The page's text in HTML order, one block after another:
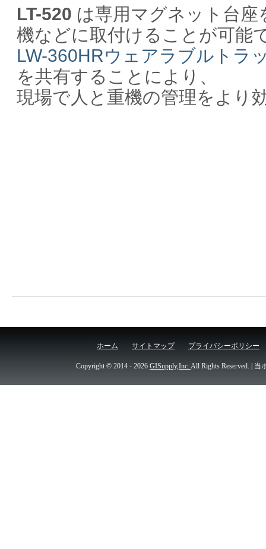
LT-520 は専用マグネット台
機などに取付けることが可能
LW-360HRウェアラブルトラ
を共有することにより、
現場で人と重機の管理をより
ホーム サイトマップ プライバシーポリシー
Copyright © 2014 - 2026 GISupply,Inc. All Rights Reserved. |